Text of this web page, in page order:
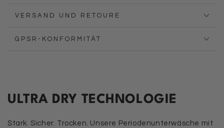
VERSAND UND RETOURE
GPSR-KONFORMITÄT
ULTRA DRY TECHNOLOGIE
Stark. Sicher. Trocken. Unsere Periodenunterwäsche mit